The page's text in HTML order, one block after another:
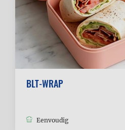
BLT-WRAP
Eenvoudig